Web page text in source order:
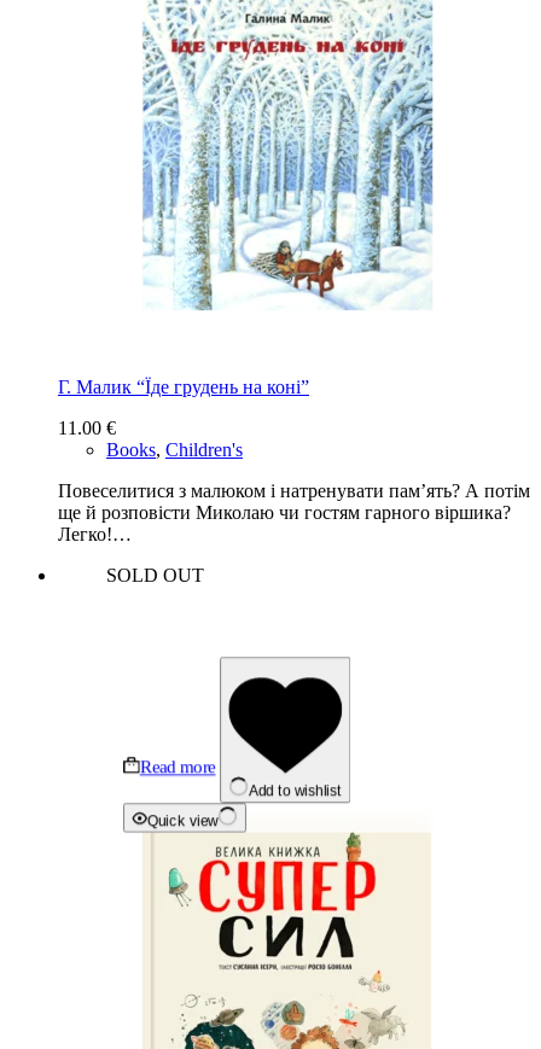
Г. Малик “Їде грудень на коні”
11.00 €
Books, Children's
Повеселитися з малюком і натренувати пам’ять? А потім
ще й розповісти Миколаю чи гостям гарного віршика?
Легко!…
SOLD OUT
Read more
Add to wishlist
Quick view